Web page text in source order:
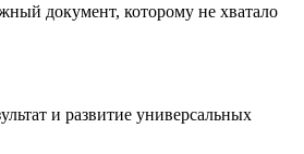
документ, которому не хватало
и развитие универсальных